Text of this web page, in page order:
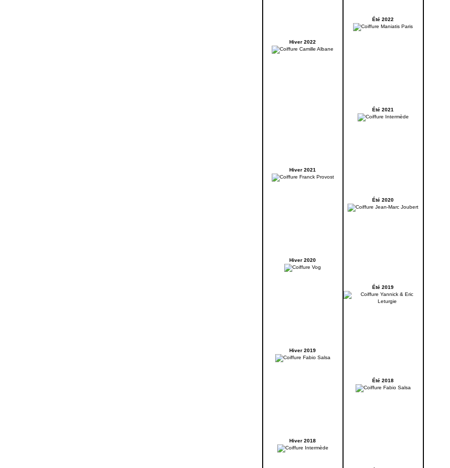
Hiver 2022
Hiver 2021
Hiver 2020
Hiver 2019
Hiver 2018
Été 2022
Été 2021
Été 2020
Été 2019
Été 2018